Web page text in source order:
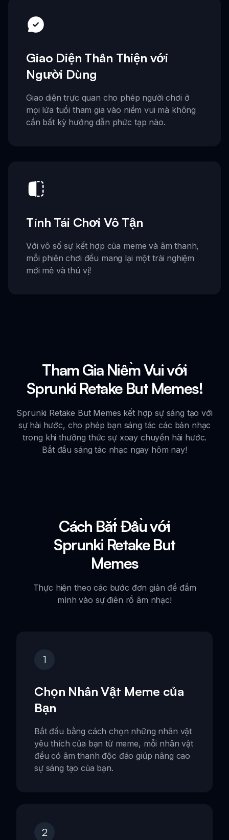
Giao Diện Thân Thiện với
Người Dùng
Giao diện trực quan cho phép người chơi ở
mọi lứa tuổi tham gia vào niềm vui mà không
cần bất kỳ hướng dẫn phức tạp nào.
Tính Tái Chơi Vô Tận
Với vô số sự kết hợp của meme và âm thanh,
mỗi phiên chơi đều mang lại một trải nghiệm
mới mẻ và thú vị!
Tham Gia Niềm Vui với
Sprunki Retake But Memes!
Sprunki Retake But Memes kết hợp sự sáng tạo với
sự hài hước, cho phép bạn sáng tác các bản nhạc
trong khi thưởng thức sự xoay chuyển hài hước.
Bắt đầu sáng tác nhạc ngay hôm nay!
Cách Bắt Đầu với
Sprunki Retake But
Memes
Thực hiện theo các bước đơn giản để đắm
mình vào sự điên rồ âm nhạc!
1
Chọn Nhân Vật Meme của
Bạn
Bắt đầu bằng cách chọn những nhân vật
yêu thích của bạn từ meme, mỗi nhân vật
đều có âm thanh độc đáo giúp nâng cao
sự sáng tạo của bạn.
2